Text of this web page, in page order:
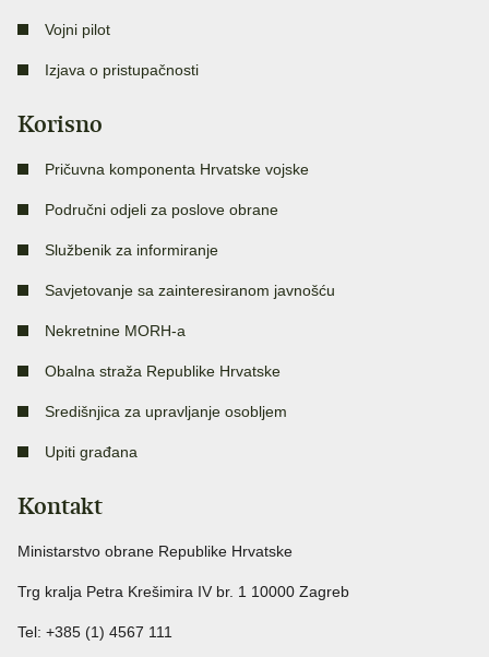
Vojni pilot
Izjava o pristupačnosti
Korisno
Pričuvna komponenta Hrvatske vojske
Područni odjeli za poslove obrane
Službenik za informiranje
Savjetovanje sa zainteresiranom javnošću
Nekretnine MORH-a
Obalna straža Republike Hrvatske
Središnjica za upravljanje osobljem
Upiti građana
Kontakt
Ministarstvo obrane Republike Hrvatske
Trg kralja Petra Krešimira IV br. 1 10000 Zagreb
Tel: +385 (1) 4567 111